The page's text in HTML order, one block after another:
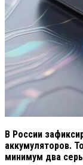
В России
аккумуляторов.
минимум два